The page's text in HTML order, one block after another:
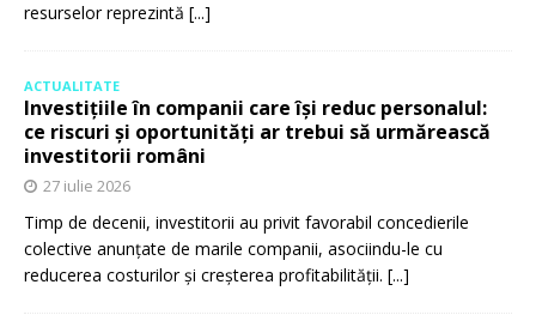
resurselor reprezintă [...]
ACTUALITATE
Investițiile în companii care își reduc personalul:
ce riscuri și oportunități ar trebui să urmărească
investitorii români
27 iulie 2026
Timp de decenii, investitorii au privit favorabil concedierile
colective anunțate de marile companii, asociindu-le cu
reducerea costurilor și creșterea profitabilității. [...]